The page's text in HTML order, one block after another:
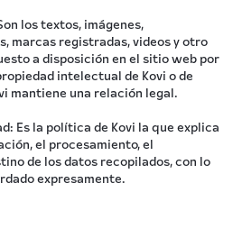
los textos, imágenes,
marcas registradas, videos y otro
a disposición en el sitio web por
intelectual de Kovi o de
mantiene una relación legal.
Es la política de Kovi la que explica
el procesamiento, el
de los datos recopilados, con lo
expresamente.